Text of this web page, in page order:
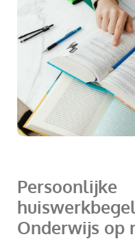
Persoonlijke
Onderwijs op